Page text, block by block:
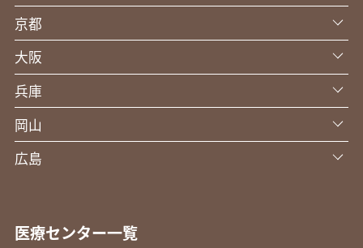
京都
大阪
兵庫
岡山
広島
医療センター一覧